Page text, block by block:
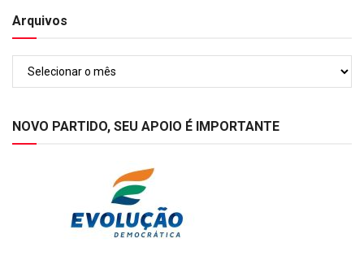
Arquivos
NOVO PARTIDO, SEU APOIO É IMPORTANTE